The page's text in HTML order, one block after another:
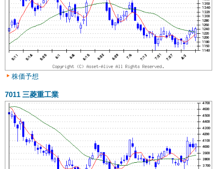
株価予想
7011 三菱重工業